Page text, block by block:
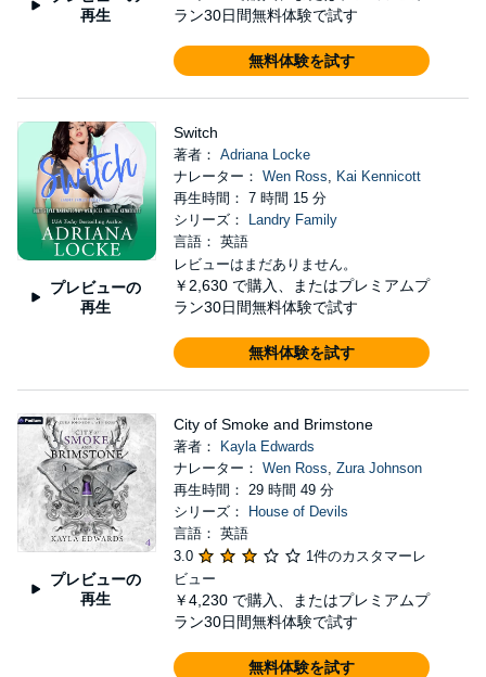
再生
ラン30日間無料体験で試す
無料体験を試す
プレビューの
再生
Switch
著者： Adriana Locke
ナレーター： Wen Ross, Kai Kennicott
再生時間： 7 時間 15 分
シリーズ：
Landry Family
言語： 英語
レビューはまだありません。
￥2,630 で購入、またはプレミアムプ
ラン30日間無料体験で試す
無料体験を試す
プレビューの
再生
City of Smoke and Brimstone
著者：
Kayla Edwards
ナレーター： Wen Ross, Zura Johnson
再生時間： 29 時間 49 分
シリーズ：
House of Devils
言語： 英語
3.0
1件のカスタマーレ
ビュー
￥4,230 で購入、またはプレミアムプ
ラン30日間無料体験で試す
無料体験を試す